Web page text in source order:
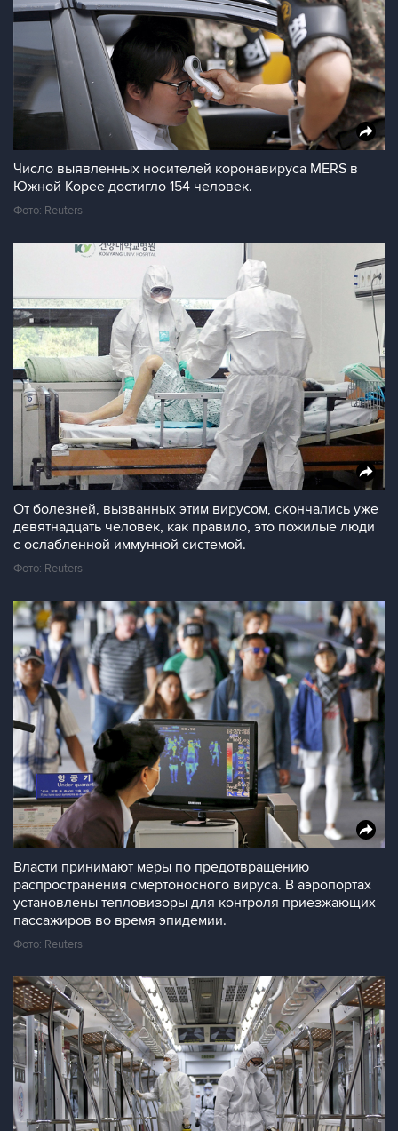
Число выявленных носителей коронавируса MERS в
Южной Корее достигло 154 человек.
Фото: Reuters
От болезней, вызванных этим вирусом, скончались уже
девятнадцать человек, как правило, это пожилые люди
с ослабленной иммунной системой.
Фото: Reuters
Власти принимают меры по предотвращению
распространения смертоносного вируса. В аэропортах
установлены тепловизоры для контроля приезжающих
пассажиров во время эпидемии.
Фото: Reuters